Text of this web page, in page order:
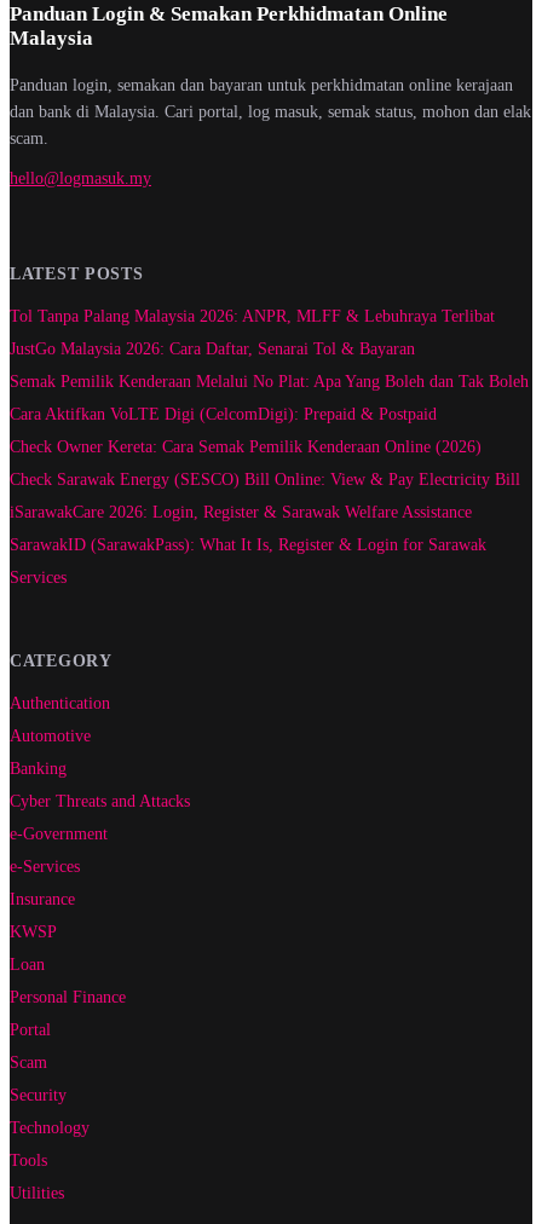
Panduan Login & Semakan Perkhidmatan Online
Malaysia
Panduan login, semakan dan bayaran untuk perkhidmatan online kerajaan
dan bank di Malaysia. Cari portal, log masuk, semak status, mohon dan elak
scam.
hello@logmasuk.my
LATEST POSTS
Tol Tanpa Palang Malaysia 2026: ANPR, MLFF & Lebuhraya Terlibat
JustGo Malaysia 2026: Cara Daftar, Senarai Tol & Bayaran
Semak Pemilik Kenderaan Melalui No Plat: Apa Yang Boleh dan Tak Boleh
Cara Aktifkan VoLTE Digi (CelcomDigi): Prepaid & Postpaid
Check Owner Kereta: Cara Semak Pemilik Kenderaan Online (2026)
Check Sarawak Energy (SESCO) Bill Online: View & Pay Electricity Bill
iSarawakCare 2026: Login, Register & Sarawak Welfare Assistance
SarawakID (SarawakPass): What It Is, Register & Login for Sarawak
Services
CATEGORY
Authentication
Automotive
Banking
Cyber Threats and Attacks
e-Government
e-Services
Insurance
KWSP
Loan
Personal Finance
Portal
Scam
Security
Technology
Tools
Utilities